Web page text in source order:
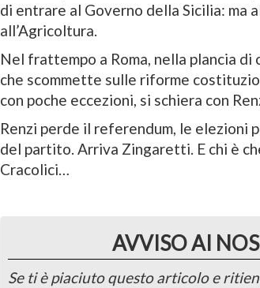
di entrare al Governo della Sicilia: ma
all’Agricoltura.
Nel frattempo a Roma, nella plancia di
che scommette sulle riforme
con poche eccezioni, si schiera con
Renzi perde il referendum, le elezioni
del partito. Arriva Zingaretti. E chi è
Cracolici…
AVVISO AI
Se ti è piaciuto questo articolo e